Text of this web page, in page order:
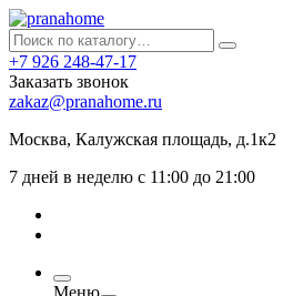
+7 926 248-47-17
Заказать звонок
zakaz@pranahome.ru
Москва, Калужская площадь, д.1к2
7 дней в неделю с 11:00 до 21:00
Меню